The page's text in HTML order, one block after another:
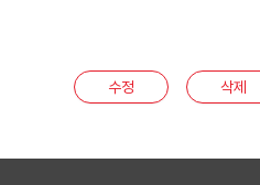
수정 삭제